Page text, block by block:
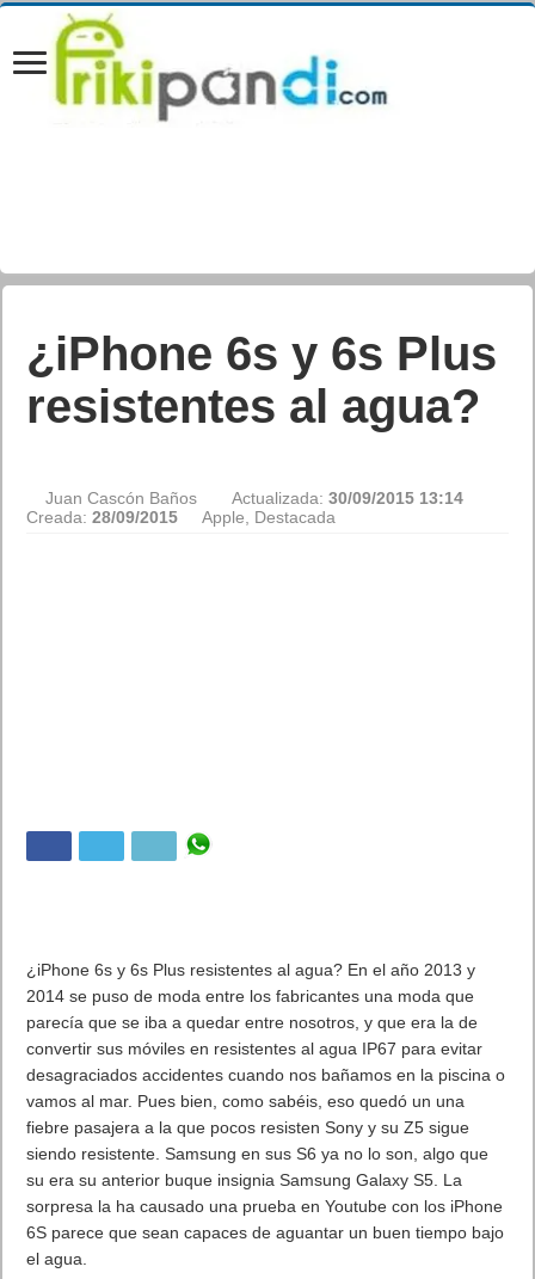
¿iPhone 6s y 6s Plus
resistentes al agua?
Juan Cascón Baños Actualizada:30/09/2015 13:14
Creada:28/09/2015 Apple ,Destacada
¿iPhone 6s y 6s Plus resistentes al agua? En el año 2013 y
2014 se puso de moda entre los fabricantes una moda que
parecía que se iba a quedar entre nosotros, y que era la de
convertir sus móviles en resistentes al agua IP67 para evitar
desagraciados accidentes cuando nos bañamos en la piscina o
vamos al mar. Pues bien, como sabéis, eso quedó un una
fiebre pasajera a la que pocos resisten Sony y su Z5 sigue
siendo resistente. Samsung en sus S6 ya no lo son, algo que
su era su anterior buque insignia Samsung Galaxy S5. La
sorpresa la ha causado una prueba en Youtube con los iPhone
6S parece que sean capaces de aguantar un buen tiempo bajo
el agua.